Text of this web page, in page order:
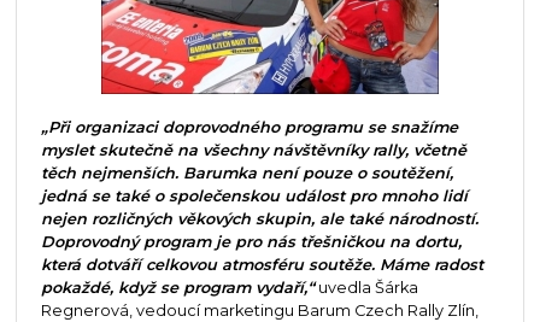
„Při organizaci doprovodného programu se snažíme
myslet skutečně na všechny návštěvníky rally, včetně
těch nejmenších. Barumka není pouze o soutěžení,
jedná se také o společenskou událost pro mnoho lidí
nejen rozličných věkových skupin, ale také národností.
Doprovodný program je pro nás třešničkou na dortu,
která dotváří celkovou atmosféru soutěže. Máme radost
pokaždé, když se program vydaří,“uvedla Šárka
Regnerová, vedoucí marketingu Barum Czech Rally Zlín,